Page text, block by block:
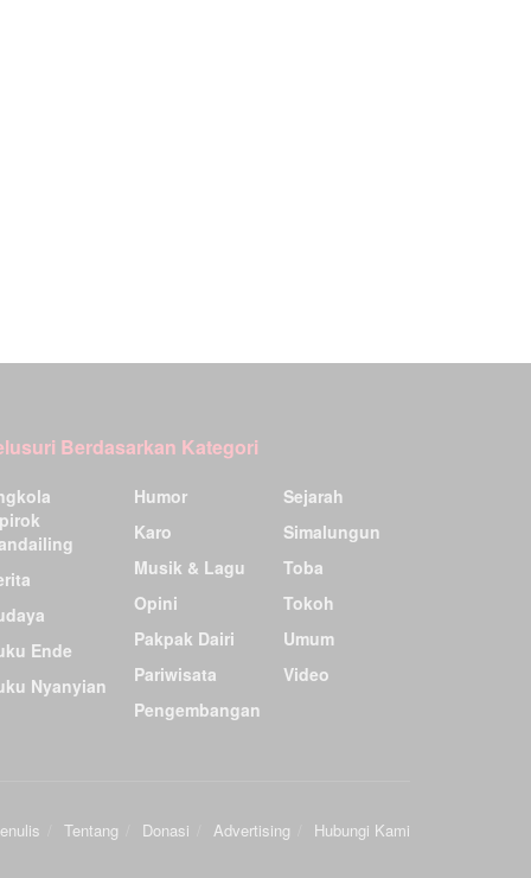
Berdasarkan Kategori
Ende
Nyanyian
Humor
Karo
Musik & Lagu
Opini
Pakpak Dairi
Pariwisata
Pengembangan
Sejarah
Simalungun
Toba
Tokoh
Umum
Video
Tentang Donasi Advertising Hubungi Kami